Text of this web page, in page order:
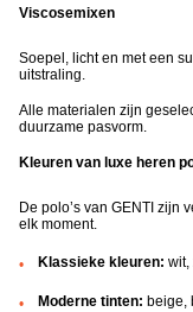
Viscosemixen
Soepel, licht en met een
uitstraling.
Alle materialen zijn
duurzame pasvorm.
Kleuren van luxe heren
De polo’s van GENTI zijn
elk moment.
Klassieke kleuren: wit,
Moderne tinten: beige,